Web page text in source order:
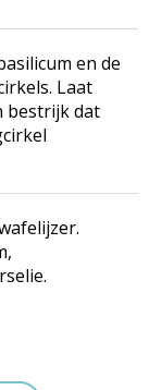
en de
Laat
bestrijk dat